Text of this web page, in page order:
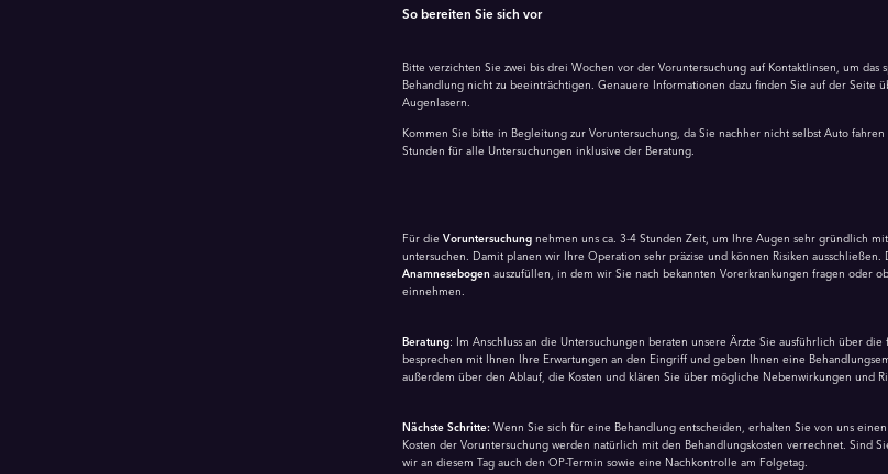
So bereiten Sie sich vor
Bitte verzichten Sie zwei bis drei Wochen vor der Voruntersuchung auf Kontaktlinsen, um das
Behandlung nicht zu beeinträchtigen. Genauere Informationen dazu finden Sie auf der Seite
Augenlasern.
Kommen Sie bitte in Begleitung zur Voruntersuchung, da Sie nachher nicht selbst Auto
Stunden für alle Untersuchungen inklusive der Beratung.
Für die Voruntersuchung nehmen uns ca. 3-4 Stunden Zeit, um Ihre Augen sehr gründlich
untersuchen. Damit planen wir Ihre Operation sehr präzise und können Risiken
Anamnesebogen auszufüllen, in dem wir Sie nach bekannten Vorerkrankungen fragen oder
einnehmen.
Beratung: Im Anschluss an die Untersuchungen beraten unsere Ärzte Sie ausführlich über
besprechen mit Ihnen Ihre Erwartungen an den Eingriff und geben Ihnen eine
außerdem über den Ablauf, die Kosten und klären Sie über mögliche Nebenwirkungen und
Nächste Schritte: Wenn Sie sich für eine Behandlung entscheiden, erhalten Sie von uns
Kosten der Vor­untersuchung werden natürlich mit den Behandlungs­kosten verrechnet. Sind
wir an diesem Tag auch den OP-Termin sowie eine Nachkontrolle am Folgetag.